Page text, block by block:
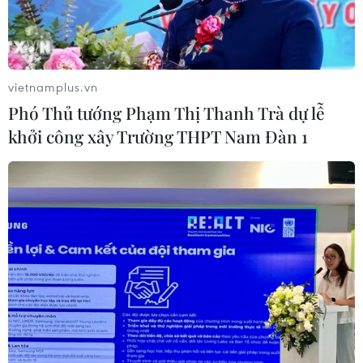
Nga
03/08/2026 15:02
Lãnh đạo EU kêu gọi 'hành động
thống nhất' về biên giới
03/08/2026 14:35
Xem thêm
CƠ QUAN CHỦ QUẢN: THÔNG TẤN XÃ VIỆT NAM
vietnamplus.vn
Phó Thủ tướng Phạm Thị Thanh Trà dự lễ
khởi công xây Trường THPT Nam Đàn 1